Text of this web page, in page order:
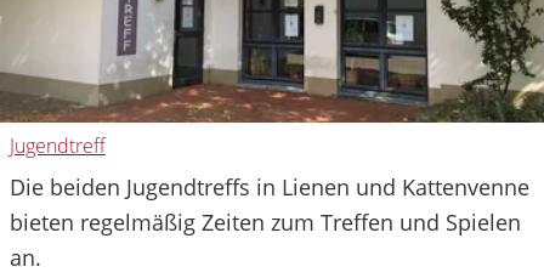
Jugendtreff
Die beiden Jugendtreffs in Lienen und Kattenvenne
bieten regelmäßig Zeiten zum Treffen und Spielen
an.